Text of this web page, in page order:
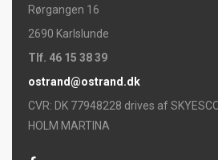
Rørgangen 16
2690 Karlslunde
Tlf. 46 15 38 39
ostrand@ostrand.dk
CVR: DK 77948228 drives af
HOLM MARTINA